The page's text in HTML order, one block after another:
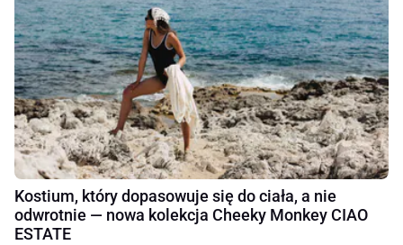
Kostium, który dopasowuje się do ciała, a nie
odwrotnie — nowa kolekcja Cheeky Monkey CIAO
ESTATE